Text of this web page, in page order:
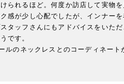
られるほど。何度か訪店して実物
感が少し心配でしたが、インナー
タッフさんにもアドバイスをいた
です。
のネックレスとのコーディネー